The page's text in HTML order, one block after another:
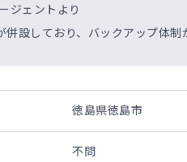
ジェントより
併設しており、バックアップ体制
徳島県徳島市
不問